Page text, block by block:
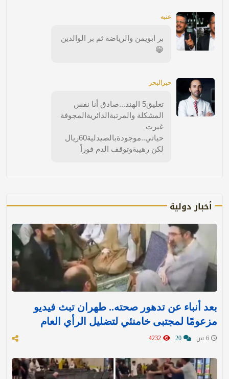
عنبه
بر ابويمن والرياضة ثم بر الوالدين
😁
حبرالبحر
تعليق5 الهند...صادق أنا نفس
المشكلة والمرتبةالدائريةالمجوفة
غيرت
حياتي..موجودةبالصيدلية60ريال
لكن رهيبةوتوقف الدم فوراً
أخبار دولية
بعد أنباء عن تدهور صحته.. طهران تبث فيديو
مزعومًا لمجتبى خامنئي لتضليل الرأي العام